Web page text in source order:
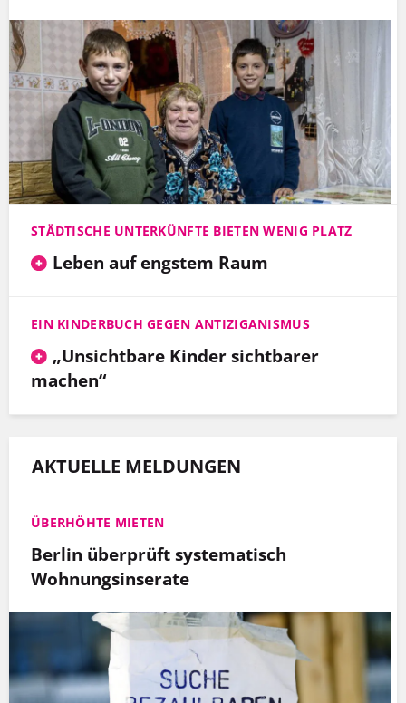
STÄDTISCHE UNTERKÜNFTE BIETEN WENIG PLATZ
Leben auf engstem Raum
EIN KINDERBUCH GEGEN ANTIZIGANISMUS
„Unsichtbare Kinder sichtbarer
machen“
AKTUELLE MELDUNGEN
ÜBERHÖHTE MIETEN
Berlin überprüft systematisch
Wohnungsinserate